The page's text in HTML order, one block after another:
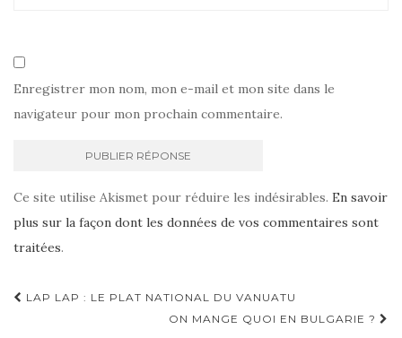
Enregistrer mon nom, mon e-mail et mon site dans le
navigateur pour mon prochain commentaire.
Ce site utilise Akismet pour réduire les indésirables. En savoir
plus sur la façon dont les données de vos commentaires sont
traitées.
Navigation
LAP LAP : LE PLAT NATIONAL DU VANUATU
ON MANGE QUOI EN BULGARIE ?